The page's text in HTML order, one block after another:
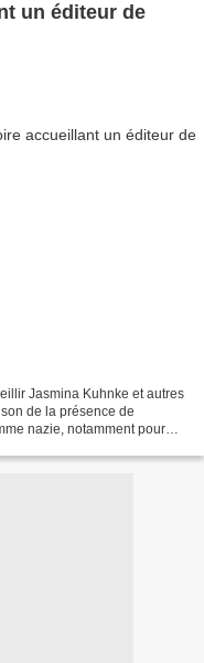
un éditeur de
Jasmina Kuhnke et autres
de la présence de
nazie, notamment pour